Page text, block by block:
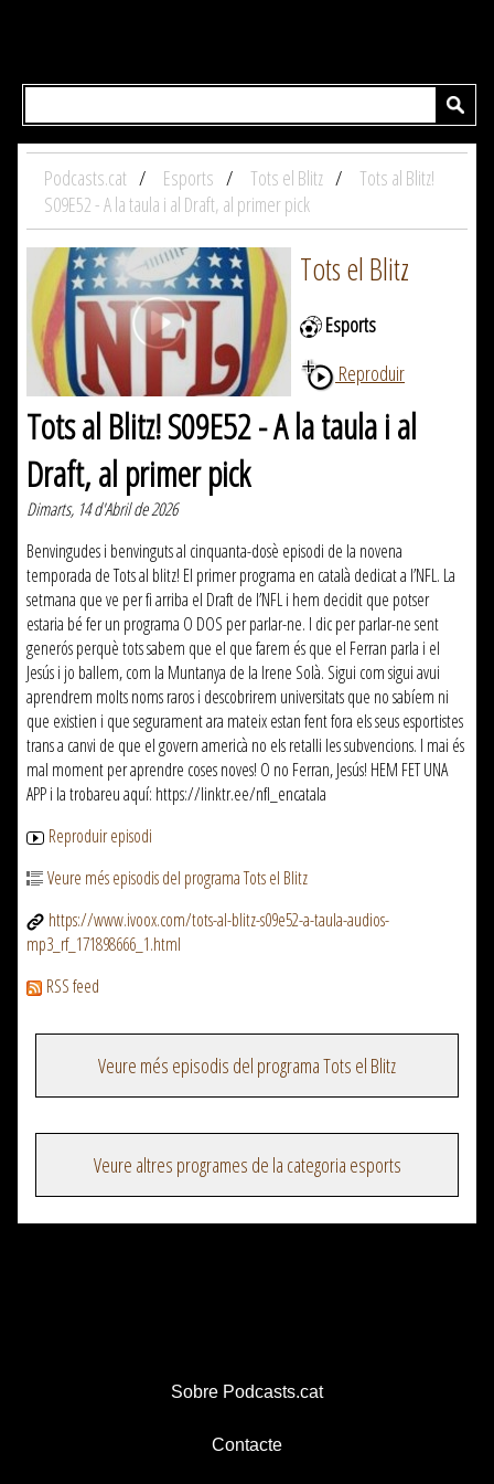
Podcasts.cat Esports Tots el Blitz
Tots al Blitz!
S09E52 - A la taula i al Draft, al primer pick
Tots el Blitz
Esports
Reproduir
Tots al Blitz! S09E52 - A la taula i al
Draft, al primer pick
Dimarts, 14 d'Abril de 2026
Benvingudes i benvinguts al cinquanta-dosè episodi de la novena
temporada de Tots al blitz! El primer programa en català dedicat a l’NFL. La
setmana que ve per fi arriba el Draft de l’NFL i hem decidit que potser
estaria bé fer un programa O DOS per parlar-ne. I dic per parlar-ne sent
generós perquè tots sabem que el que farem és que el Ferran parla i el
Jesús i jo ballem, com la Muntanya de la Irene Solà. Sigui com sigui avui
aprendrem molts noms raros i descobrirem universitats que no sabíem ni
que existien i que segurament ara mateix estan fent fora els seus esportistes
trans a canvi de que el govern americà no els retalli les subvencions. I mai és
mal moment per aprendre coses noves! O no Ferran, Jesús! HEM FET UNA
APP i la trobareu aquí: https://linktr.ee/nfl_encatala
Reproduir episodi
Veure més episodis del programa Tots el Blitz
https://www.ivoox.com/tots-al-blitz-s09e52-a-taula-audios-
mp3_rf_171898666_1.html
RSS feed
Veure més episodis del programa Tots el Blitz
Veure altres programes de la categoria esports
Sobre Podcasts.cat
Contacte